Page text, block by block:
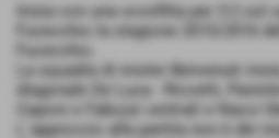
Inizia con una sconfitta per 3-2 sul
Fucecchio la stagione 2015/2016
Fucecchio.
La squadra di mister Benvenuti
diagonale De Luca - Riccetti,
Caponi e Fabozzi centrali e Nacci
L´approccio alla partita non è dei